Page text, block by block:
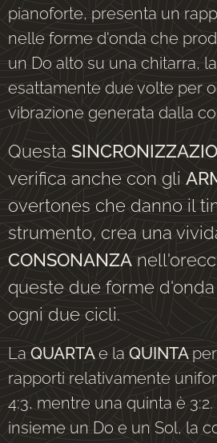
pianoforte, presenta un
nelle forme d'onda che
un Do alto su una chitarra,
esattamente due volte per
vibrazione generata dalla
Questa
verifica anche con gli
overtones che danno il
strumento, crea una
CONSONANZA
queste due forme
ogni due cicli.
La QUARTAe laQUINTA
rapporti relativamente
4:3, mentre una quinta è
insieme un Do e un Sol, la